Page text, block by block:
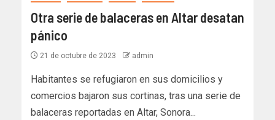
Otra serie de balaceras en Altar desatan
pánico
21 de octubre de 2023 admin
Habitantes se refugiaron en sus domicilios y
comercios bajaron sus cortinas, tras una serie de
balaceras reportadas en Altar, Sonora...